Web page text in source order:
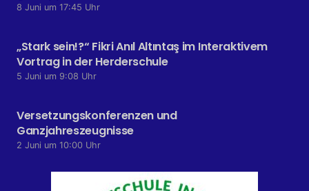
8 Juni um 17:45 Uhr
„Stark sein!?“ Fikri Anıl Altıntaş im Interaktivem
Vortrag in der Herderschule
5 Juni um 9:08 Uhr
Versetzungskonferenzen und
Ganzjahreszeugnisse
2 Juni um 10:00 Uhr